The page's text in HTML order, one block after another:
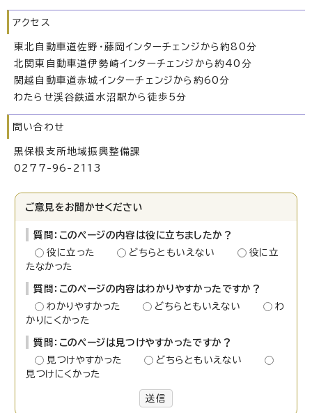
アクセス
東北自動車道佐野・藤岡インターチェンジから約80分
北関東自動車道伊勢崎インターチェンジから約40分
関越自動車道赤城インターチェンジから約60分
わたらせ渓谷鉄道水沼駅から徒歩5分
問い合わせ
黒保根支所地域振興整備課
0277-96-2113
ご意見をお聞かせください
質問：このページの内容は役に立ちましたか？
役に立った
どちらともいえない
役に立
たなかった
質問：このページの内容はわかりやすかったですか？
わかりやすかった
どちらともいえない
わ
かりにくかった
質問：このページは見つけやすかったですか？
見つけやすかった
どちらともいえない
見つけにくかった
送信